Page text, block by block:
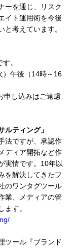
ーを通じ、リスク
イト運用術を今後
考えています。
。
）午後（14時～16
申し込みはご遠慮
ティング」
法ですが、承認作
ディア開拓など作
実情です。10年以
を解決してきたフ
のワンタグツール
業、メディアの管
す。
ツール『ブランド